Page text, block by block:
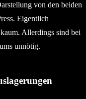
von den beiden
Eigentlich
Allerdings sind bei
unnötig.